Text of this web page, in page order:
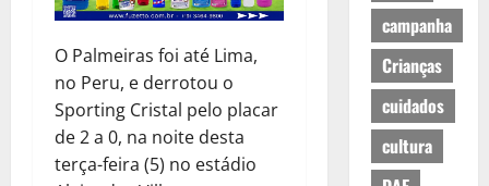
O Palmeiras foi até Lima,
no Peru, e derrotou o
Sporting Cristal pelo placar
de 2 a 0, na noite desta
terça-feira (5) no estádio
campanha
Crianças
cuidados
cultura